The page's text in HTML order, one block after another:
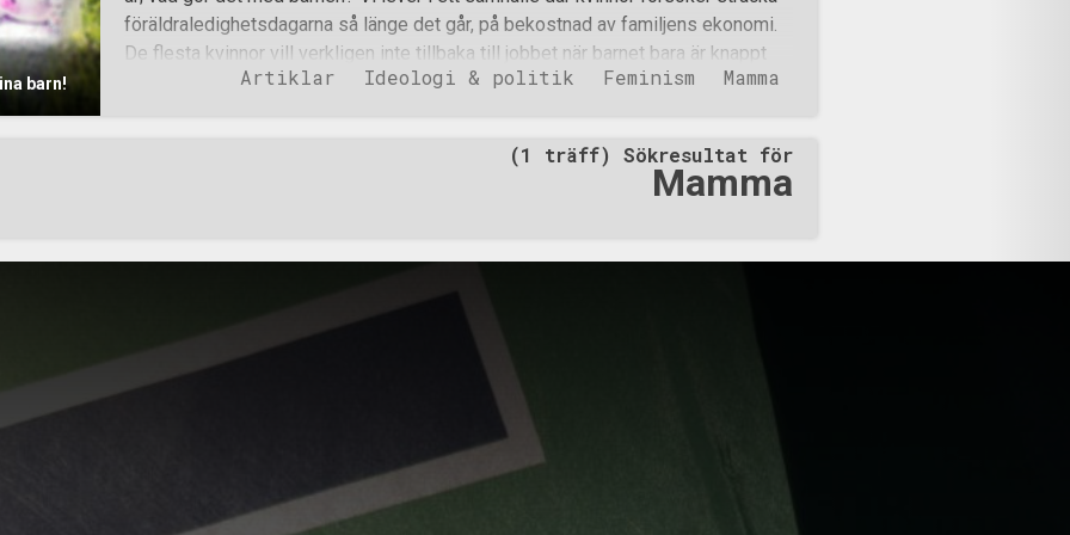
barn!
föräldraledighetsdagarna så länge det går, på bekostnad av familjens ekonomi.
De flesta kvinnor vill verkligen inte tillbaka till jobbet när barnet bara är knappt
ett år. Jag har själv sedan den dagen min son föddes tänkt att en dag kommer
nationalsocialister vet hur djupt kulturmarxistiska lobbygrupper sitter i samhället
och barn får på förskolan lära sig om Pride och att en tjej kan vara tillsammans
Artiklar Ideologi & politik Feminism Mamma
(1 träff) Sökresultat för
Mamma